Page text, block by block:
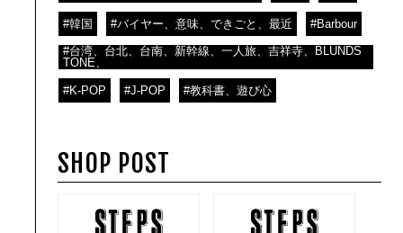
#韓国 #バイヤー、意味、できごと、最近 #Barbour
#台湾、台北、台南、新幹線、一人旅、吉祥寺、BLUNDS
TONE、
#K-POP #J-POP #教科書、遊び心
SHOP POST